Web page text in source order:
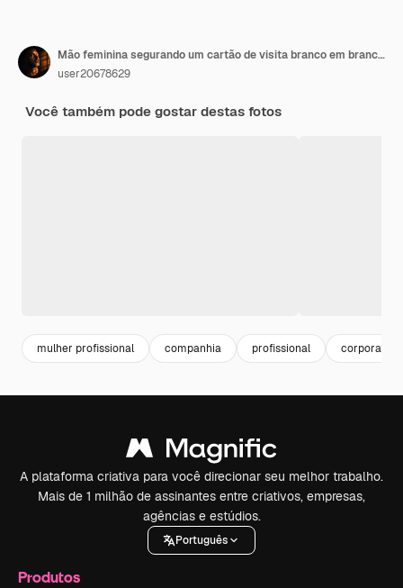
Mão feminina segurando um cartão de visita branco em branco, desconto ou folheto sobre fundo rosa
user20678629
Você também pode gostar destas fotos
mulher profissional companhia profissional corporativo
A plataforma criativa para você direcionar seu melhor trabalho.
Mais de 1 milhão de assinantes entre criativos, empresas,
agências e estúdios.
Português
Produtos